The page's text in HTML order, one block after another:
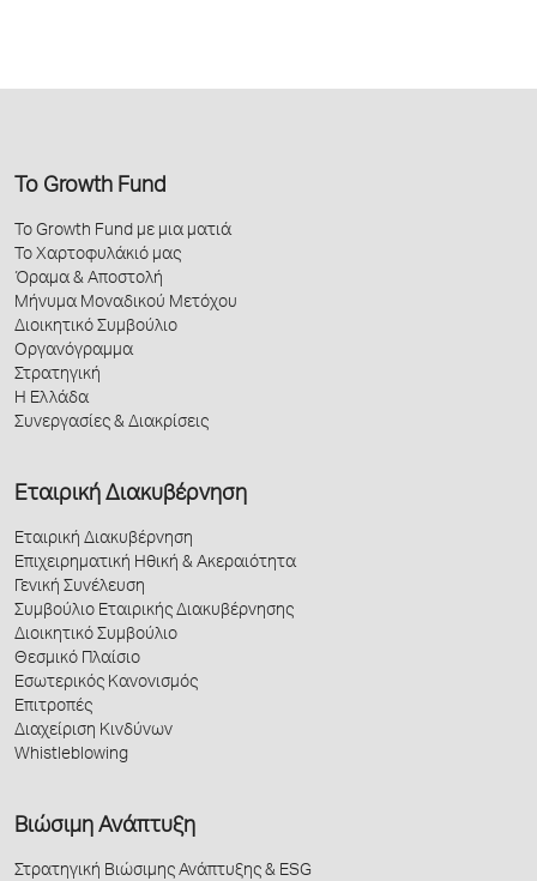
Το Growth Fund
Το Growth Fund με μια ματιά
Το Χαρτοφυλάκιό μας
Όραμα & Αποστολή
Μήνυμα Μοναδικού Μετόχου
Διοικητικό Συμβούλιο
Οργανόγραμμα
Στρατηγική
Η Ελλάδα
Συνεργασίες & Διακρίσεις
Εταιρική Διακυβέρνηση
Εταιρική Διακυβέρνηση
Επιχειρηματική Ηθική & Ακεραιότητα
Γενική Συνέλευση
Συμβούλιο Εταιρικής Διακυβέρνησης
Διοικητικό Συμβούλιο
Θεσμικό Πλαίσιο
Εσωτερικός Κανονισμός
Επιτροπές
Διαχείριση Κινδύνων
Whistleblowing
Βιώσιμη Ανάπτυξη
Στρατηγική Βιώσιμης Ανάπτυξης & ESG